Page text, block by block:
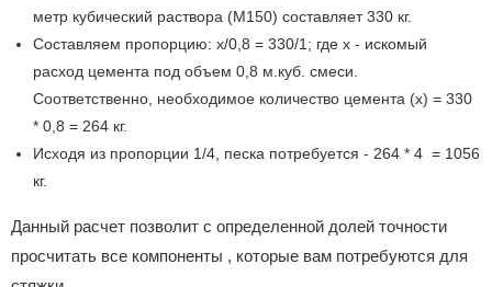
метр кубический раствора (М150) составляет 330 кг.
Составляем пропорцию: x/0,8 = 330/1; где x - искомый
расход цемента под объем 0,8 м.куб. смеси.
Соответственно, необходимое количество цемента (x) = 330
* 0,8 = 264 кг.
Исходя из пропорции 1/4, песка потребуется - 264 * 4 = 1056
кг.
Данный расчет позволит с определенной долей точности
просчитать все компоненты , которые вам потребуются для